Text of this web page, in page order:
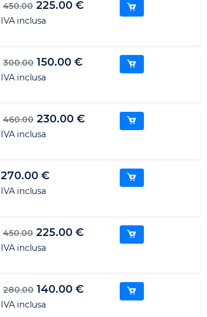
450.00 225.00 €
IVA inclusa
300.00 150.00 €
IVA inclusa
460.00 230.00 €
IVA inclusa
270.00 €
IVA inclusa
450.00 225.00 €
IVA inclusa
280.00 140.00 €
IVA inclusa